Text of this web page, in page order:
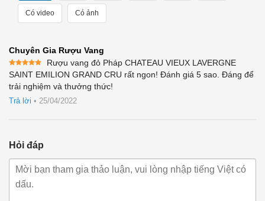
Có video Có ảnh
Chuyên Gia Rượu Vang
Được xếp
hạng5 5
sao
Rượu vang đỏ Pháp CHATEAU VIEUX LAVERGNE
SAINT EMILION GRAND CRU rất ngon! Đánh giá 5 sao. Đáng để
trải nghiệm và thưởng thức!
Trả lời • 25/04/2022
Hỏi đáp